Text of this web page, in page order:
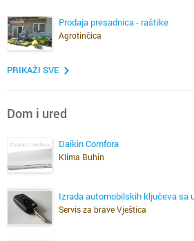
Prodaja presadnica - raštike
Agrotinčica
PRIKAŽI SVE
Dom i ured
Daikin Comfora
Klima Buhin
Izrada automobilskih ključeva sa
Servis za brave Vještica